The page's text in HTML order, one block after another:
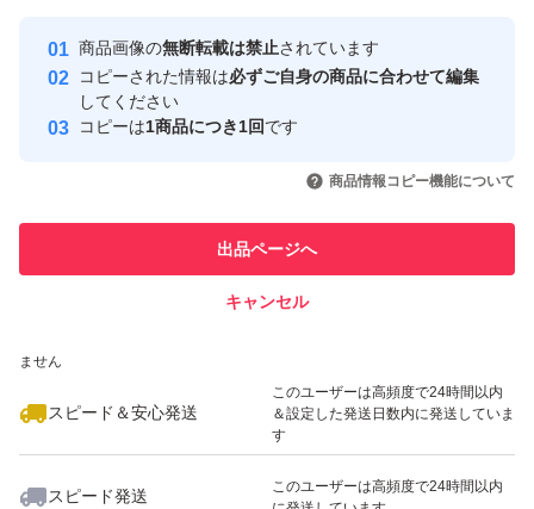
安心取引出品者
心・安全なユーザーです
取引実績
引を完了させた実績があります
での取引実績があります
ません
スピード＆安心発送
このユーザーは高頻度で24時間以内
＆設定した発送日数内に発送していま
す
スピード発送
このユーザーは高頻度で24時間以内
商品画像の無断転載は禁止されています
コピーされた情報は必ずご自身の商品に合わせて編集
してください
コピーは1商品につき1回です
商品情報コピー機能について
出品ページへ
キャンセル